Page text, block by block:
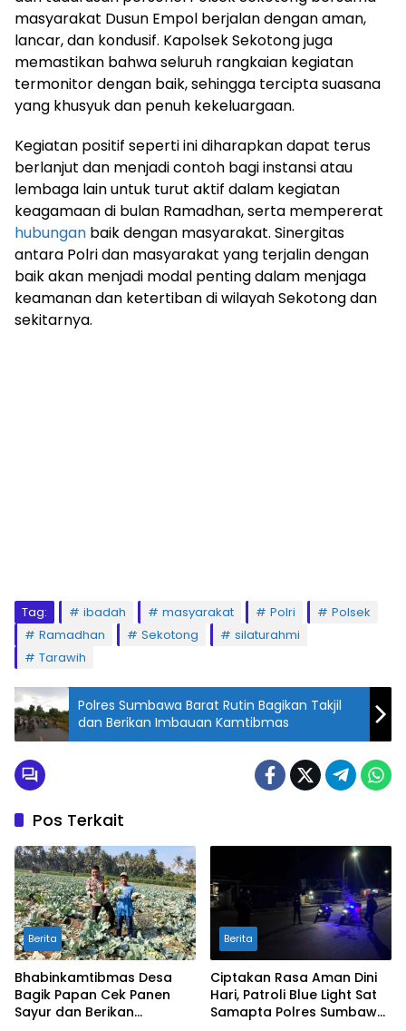
masyarakat Dusun Empol berjalan dengan aman,
lancar, dan kondusif. Kapolsek Sekotong juga
memastikan bahwa seluruh rangkaian kegiatan
termonitor dengan baik, sehingga tercipta suasana
yang khusyuk dan penuh kekeluargaan.
Kegiatan positif seperti ini diharapkan dapat terus
berlanjut dan menjadi contoh bagi instansi atau
lembaga lain untuk turut aktif dalam kegiatan
keagamaan di bulan Ramadhan, serta mempererat
hubungan baik dengan masyarakat. Sinergitas
antara Polri dan masyarakat yang terjalin dengan
baik akan menjadi modal penting dalam menjaga
keamanan dan ketertiban di wilayah Sekotong dan
sekitarnya.
Tag: ibadah masyarakat Polri
Polsek
Ramadhan
Sekotong
silaturahmi
Tarawih
Polres Sumbawa Barat Rutin Bagikan Takjil
dan Berikan Imbauan Kamtibmas
Pos Terkait
Berita
Bhabinkamtibmas Desa
Bagik Papan Cek Panen
Sayur dan Berikan
Berita
Ciptakan Rasa Aman Dini
Hari, Patroli Blue Light Sat
Samapta Polres Sumbawa